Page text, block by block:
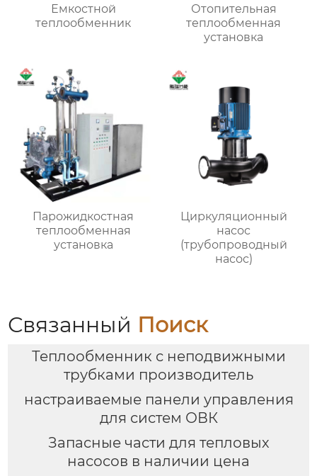
Емкостной
теплообменник
Отопительная
теплообменная
установка
Парожидкостная
теплообменная
установка
Циркуляционный
насос
(трубопроводный
насос)
Связанный Поиск
Теплообменник с неподвижными
трубками производитель
настраиваемые панели управления
для систем ОВК
Запасные части для тепловых
насосов в наличии цена